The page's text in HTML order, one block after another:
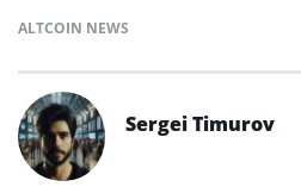
ALTCOIN NEWS
Sergei Timurov